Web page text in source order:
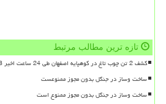
تازه ترین مطالب مرتبط
کشف 2 تن چوب تاغ در کوهپایه اصفهان طی 24 ساعت اخیر 8 نفر دستگیر شدند
ساخت وساز در جنگل بدون مجوز ممنوعست
ساخت وساز در جنگل بدون مجوز ممنوع است